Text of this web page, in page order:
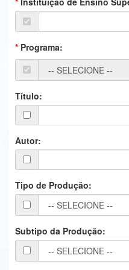
Ministério da Ciência, Tecnologia,
Ministério do Turismo
Controladoria-Geral da União
Secretaria-Geral
Secretaria de Governo
Gabinete de Segurança Institucional
Advocacia-Geral da União
Banco Central do Brasil
Programa:
Título:
Autor:
Tipo de Produção:
Subtipo da Produção: